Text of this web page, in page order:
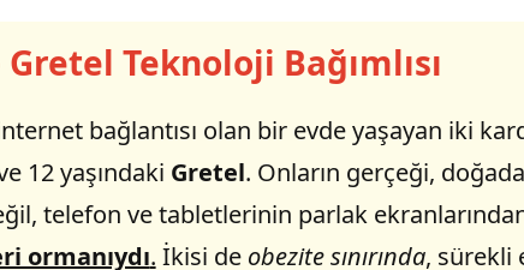
Teknoloji Bağımlısı
bağlantısı olan bir evde yaşayan iki
12 yaşındaki Gretel. Onların gerçeği,
telefon ve tabletlerinin parlak
ormanıydı. İkisi de obezite sınırında, sürekli